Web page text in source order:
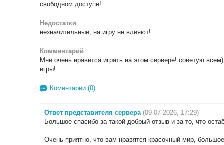
свободном доступе!
Недостатки
незначительные, на игру не влияют!
Комментарий
Мне очень нравится играть на этом сервере! советую
игры!
Коментарии (0)
Ответ представителя сервера (09-07-2026, 17:29)
Большое спасибо за такой добрый отзыв и за то, что
Очень приятно, что вам нравятся красочный мир,